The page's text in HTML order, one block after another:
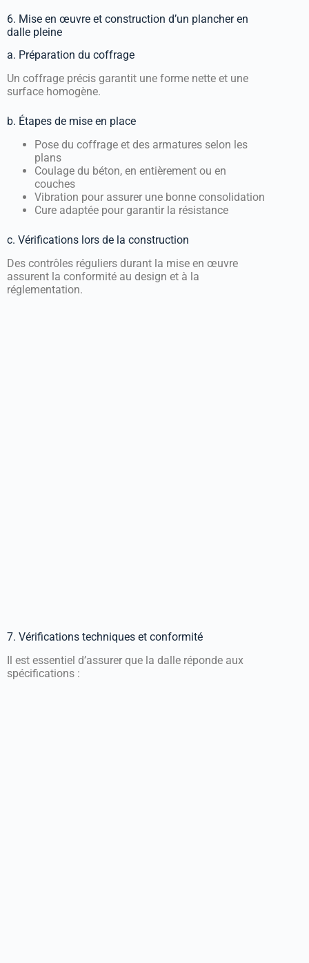
6. Mise en œuvre et construction d’un plancher en
dalle pleine
a. Préparation du coffrage
Un coffrage précis garantit une forme nette et une
surface homogène.
b. Étapes de mise en place
Pose du coffrage et des armatures selon les
plans
Coulage du béton, en entièrement ou en
couches
Vibration pour assurer une bonne consolidation
Cure adaptée pour garantir la résistance
c. Vérifications lors de la construction
Des contrôles réguliers durant la mise en œuvre
assurent la conformité au design et à la
réglementation.
7. Vérifications techniques et conformité
Il est essentiel d’assurer que la dalle réponde aux
spécifications :